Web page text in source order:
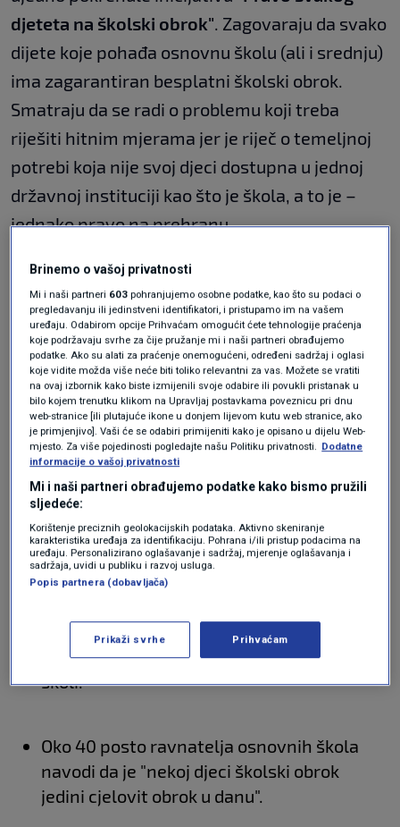
djeteta na školski obrok". Zagovaraju da svako
dijete koje pohađa osnovnu školu (ali i srednju)
ima zagarantiran besplatni školski obrok.
Smatraju da se radi o problemu koji treba
riješiti hitnim mjerama jer je riječ o temeljnoj
potrebi koja nije svoj djeci dostupna u jednoj
državnoj instituciji kao što je škola, a to je –
jednako pravo na prehranu.
Evo nekoliko razloga.
U trećini osnovnih škola se povećao broj
učenika koji primaju besplatan školski
obrok unazad tri godine.
U svakoj četvrtoj školi ima djece koja
imaju pravo na besplatan školski obrok
(FEAD fond i dr.), ali ne koriste to pravo.
40 posto ravnatelja navodi da njihova
(infrastrukturu) i/ili osoblje (kuhare) za
organizaciju prehrane svih učenika u
školi.
Oko 40 posto ravnatelja osnovnih škola
navodi da je "nekoj djeci školski obrok
jedini cjelovit obrok u danu".
Brinemo o vašoj privatnosti
Mi i naši partneri 603 pohranjujemo osobne podatke, kao što su podaci o
pregledavanju ili jedinstveni identifikatori, i pristupamo im na vašem
uređaju. Odabirom opcije Prihvaćam omogućit ćete tehnologije praćenja
koje podržavaju svrhe za čije pružanje mi i naši partneri obrađujemo
podatke. Ako su alati za praćenje onemogućeni, određeni sadržaj i oglasi
koje vidite možda više neće biti toliko relevantni za vas. Možete se vratiti
na ovaj izbornik kako biste izmijenili svoje odabire ili povukli pristanak u
bilo kojem trenutku klikom na Upravljaj postavkama poveznicu pri dnu
web-stranice [ili plutajuće ikone u donjem lijevom kutu web stranice, ako
je primjenjivo]. Vaši će se odabiri primijeniti kako je opisano u dijelu Web-
mjesto. Za više pojedinosti pogledajte našu Politiku privatnosti. Dodatne
informacije o vašoj privatnosti
Mi i naši partneri obrađujemo podatke kako bismo pružili
sljedeće:
Korištenje preciznih geolokacijskih podataka. Aktivno skeniranje
karakteristika uređaja za identifikaciju. Pohrana i/ili pristup podacima na
uređaju. Personalizirano oglašavanje i sadržaj, mjerenje oglašavanja i
sadržaja, uvidi u publiku i razvoj usluga.
Popis partnera (dobavljača)
Prikaži svrhe Prihvaćam